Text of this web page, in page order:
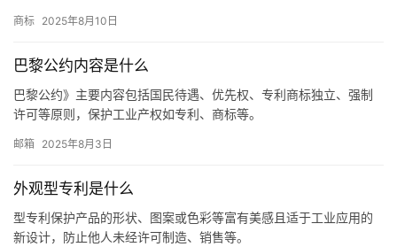
商标 2025年8月10日
巴黎公约内容是什么
巴黎公约》主要内容包括国民待遇、优先权、专利商标独立、强制
许可等原则，保护工业产权如专利、商标等。
邮箱 2025年8月3日
外观型专利是什么
型专利保护产品的形状、图案或色彩等富有美感且适于工业应用的
新设计，防止他人未经许可制造、销售等。